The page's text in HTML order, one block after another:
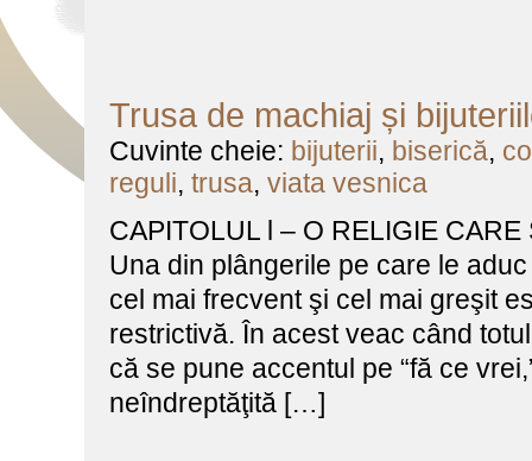
Trusa de machiaj și
Cuvinte cheie: bijuterii, biserică,
reguli, trusa, viata vesnica
CAPITOLUL l – O RELIGIE
Una din plângerile pe care le
cel mai frecvent şi cel mai greşit
restrictivă. În acest veac când
că se pune accentul pe “fă ce
neîndreptăţită […]